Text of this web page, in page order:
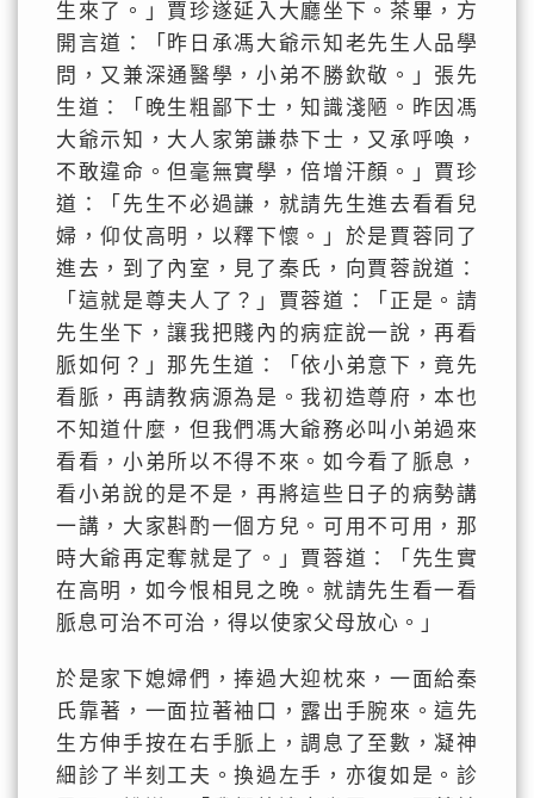
生來了。」賈珍遂延入大廳坐下。茶畢，方
開言道：「昨日承馮大爺示知老先生人品學
問，又兼深通醫學，小弟不勝欽敬。」張先
生道：「晚生粗鄙下士，知識淺陋。昨因馮
大爺示知，大人家第謙恭下士，又承呼喚，
不敢違命。但毫無實學，倍增汗顏。」賈珍
道：「先生不必過謙，就請先生進去看看兒
婦，仰仗高明，以釋下懷。」於是賈蓉同了
進去，到了內室，見了秦氏，向賈蓉說道：
「這就是尊夫人了？」賈蓉道：「正是。請
先生坐下，讓我把賤內的病症說一說，再看
脈如何？」那先生道：「依小弟意下，竟先
看脈，再請教病源為是。我初造尊府，本也
不知道什麼，但我們馮大爺務必叫小弟過來
看看，小弟所以不得不來。如今看了脈息，
看小弟說的是不是，再將這些日子的病勢講
一講，大家斟酌一個方兒。可用不可用，那
時大爺再定奪就是了。」賈蓉道：「先生實
在高明，如今恨相見之晚。就請先生看一看
脈息可治不可治，得以使家父母放心。」
於是家下媳婦們，捧過大迎枕來，一面給秦
氏靠著，一面拉著袖口，露出手腕來。這先
生方伸手按在右手脈上，調息了至數，凝神
細診了半刻工夫。換過左手，亦復如是。診